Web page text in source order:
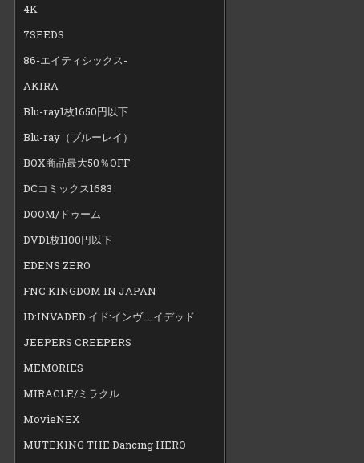
4K
7SEEDS
86-エイティシックス-
AKIRA
Blu-ray1枚1650円以下
Blu-ray（ブルーレイ）
BOX商品最大50％OFF
DCコミックス1683
DOOM/ドゥーム
DVD1枚1100円以下
EDENS ZERO
FNC KINGDOM IN JAPAN
ID:INVADED イド:インヴェイデッド
JEEPERS CREEPERS
MEMORIES
MIRACLE/ミラクル
MovieNEX
MUTEKING THE Dancing HERO